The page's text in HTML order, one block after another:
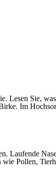
Lesen Sie,
Im
Pollen,